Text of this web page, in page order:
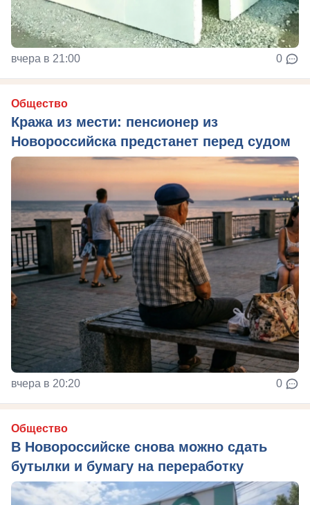
вчера в 21:00 0
Общество
Кража из мести: пенсионер из
Новороссийска предстанет перед судом
вчера в 20:20 0
Общество
В Новороссийске снова можно сдать
бутылки и бумагу на переработку